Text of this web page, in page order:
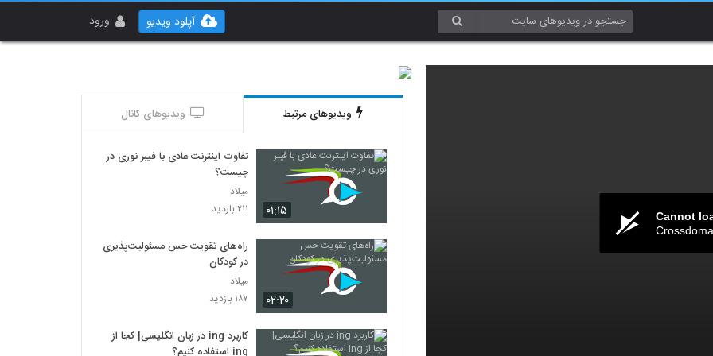
ورود آپلود ویدیو
Cannot
ویدیوهای مرتبط ویدیوهای کانال
۰۱:۱۵
تفاوت اینترنت عادی با فیبر نوری در
چیست؟
میلاد
۲۱۱ بازدید
۰۲:۲۰
راه‌های تقویت حس مسئولیت‌پذیری
در کودکان
میلاد
۱۸۷ بازدید
کاربرد ing در زبان انگلیسی| کجا از
ing استفاده کنیم؟